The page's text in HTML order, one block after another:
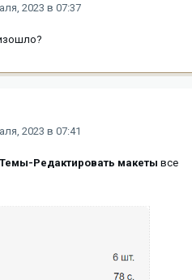
2023 в 07:37
2023 в 07:41
Редактировать макеты все